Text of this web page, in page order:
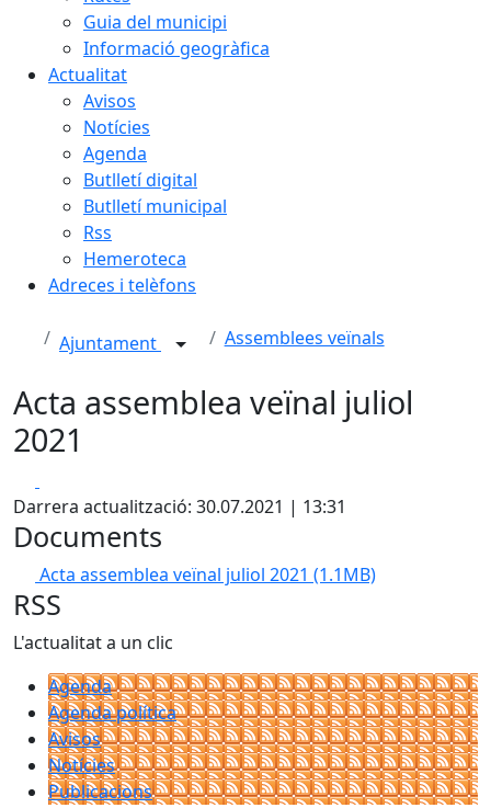
Guia del municipi
Informació geogràfica
Actualitat
Avisos
Notícies
Agenda
Butlletí digital
Butlletí municipal
Rss
Hemeroteca
Adreces i telèfons
Ajuntament Assemblees veïnals
Acta assemblea veïnal juliol
2021
Darrera actualització: 30.07.2021 | 13:31
Documents
Acta assemblea veïnal juliol 2021 (1.1MB)
RSS
L'actualitat a un clic
Agenda
Agenda política
Avisos
Notícies
Publicacions